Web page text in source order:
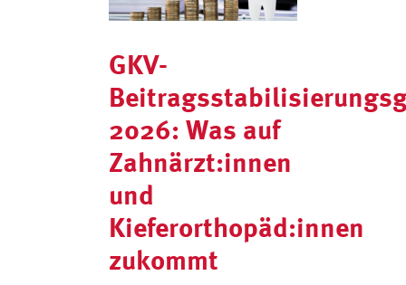
GKV-
2026: Was auf
Zahnärzt:innen
und
Kieferorthopäd:innen
zukommt